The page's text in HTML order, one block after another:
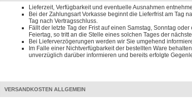
Lieferzeit, Verfügbarkeit und eventuelle Ausnahmen
Bei der Zahlungsart Vorkasse beginnt die Lieferfrist am Tag
Tag nach Vertragsschluss.
Fällt der letzte Tag der Frist auf einen Samstag, Sonntag
Feiertag, so tritt an die Stelle eines solchen Tages der
Bei Lieferverzögerungen werden wir Sie umgehend
Im Falle einer Nichtverfügbarkeit der bestellten Ware
unverzüglich darüber informieren und bereits erfolgte
VERSANDKOSTEN ALLGEMEIN